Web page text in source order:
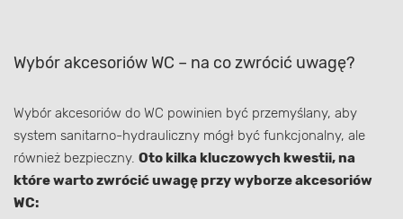
Wybór akcesoriów WC – na co zwrócić uwagę?
Wybór akcesoriów do WC powinien być przemyślany, aby
system sanitarno-hydrauliczny mógł być funkcjonalny, ale
również bezpieczny. Oto kilka kluczowych kwestii, na
które warto zwrócić uwagę przy wyborze akcesoriów
WC: